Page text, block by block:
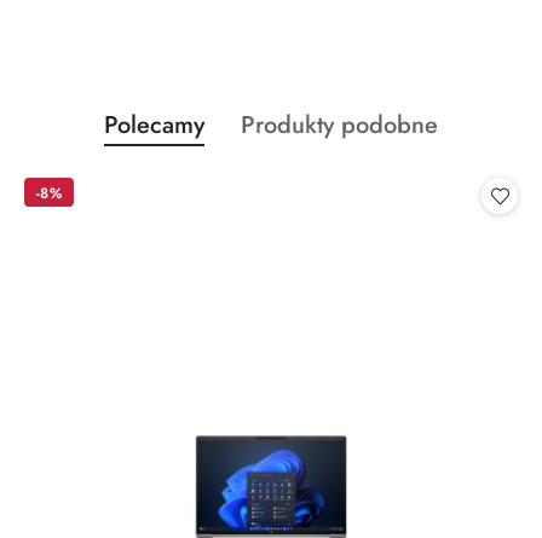
Pomiń karuzelę produktów
Produkty
o
Polecamy
Produkty
Produkty podobne
-8%